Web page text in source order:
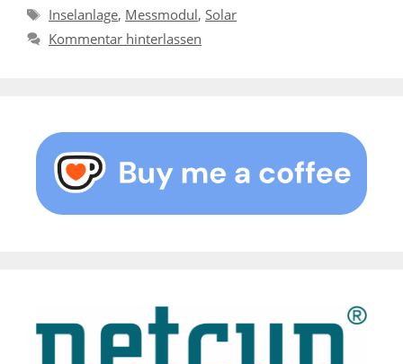
Schlagwörter
Inselanlage, Messmodul, Solar
Kommentar hinterlassen